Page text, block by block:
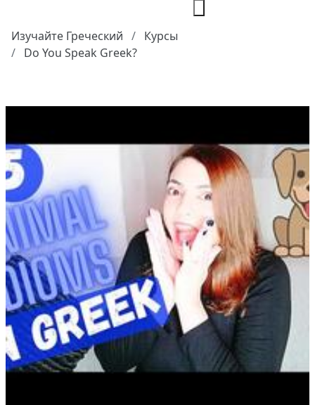
Изучайте Греческий
Курсы
Do You Speak Greek?